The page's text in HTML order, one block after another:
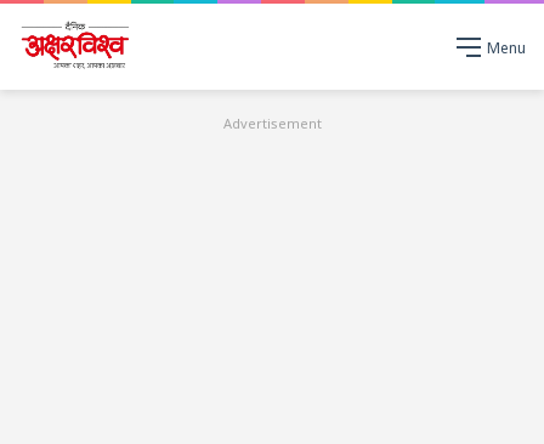
Menu
Advertisement